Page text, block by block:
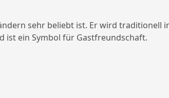
sehr beliebt ist. Er wird traditionell
ist ein Symbol für Gastfreundschaft.